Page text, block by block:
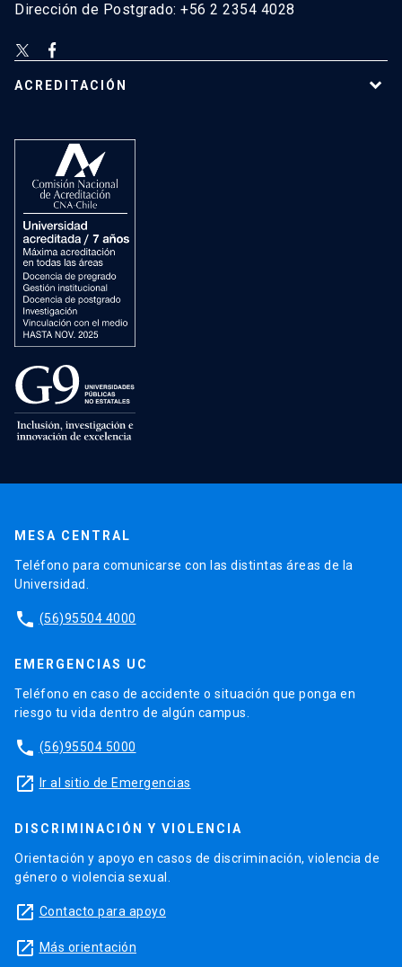
Dirección de Postgrado: +56 2 2354 4028
ACREDITACIÓN
MESA CENTRAL
Teléfono para comunicarse con las distintas áreas de la
Universidad.
phone (56)95504 4000
EMERGENCIAS UC
Teléfono en caso de accidente o situación que ponga en
riesgo tu vida dentro de algún campus.
phone (56)95504 5000
launch Ir al sitio de Emergencias
DISCRIMINACIÓN Y VIOLENCIA
Orientación y apoyo en casos de discriminación, violencia de
género o violencia sexual.
launch Contacto para apoyo
launch Más orientación